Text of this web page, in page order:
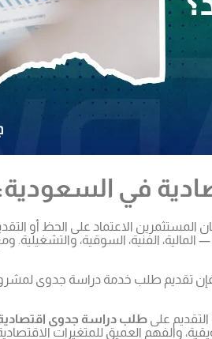
في السعودية:
المستثمرين الاعتماد على الحظ أو
الفنية، السوقية، والتشغيلية.
فإن تقديم طلب خدمة دراسة جدوى
على طلب دراسة جدوى
والفهم العميق للمتغيرات